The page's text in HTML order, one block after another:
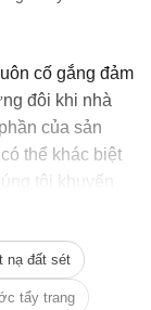
dụng.
cố gắng đảm
đôi khi nhà
của sản
thể khác biệt
tôi khuyến
báo và
Để biết
Nội dung trên
nạ đất sét
tẩy trang